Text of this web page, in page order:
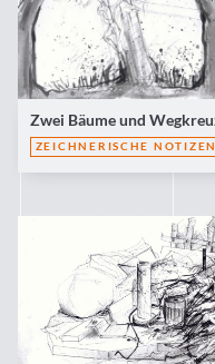
Zwei Bäume und
ZEICHNERISCHE NOTIZEN